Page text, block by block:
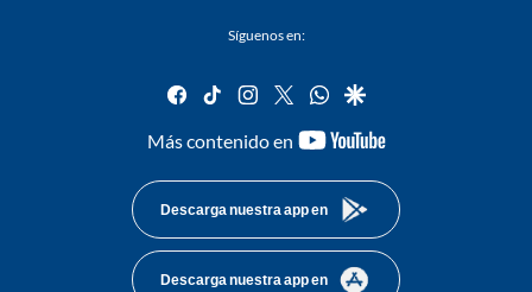
Síguenos en:
facebook
tiktok instagram
twitterwhatsapp
google
Más contenido en
youtube-
Descarga nuestra app en
Descarga nuestra app en